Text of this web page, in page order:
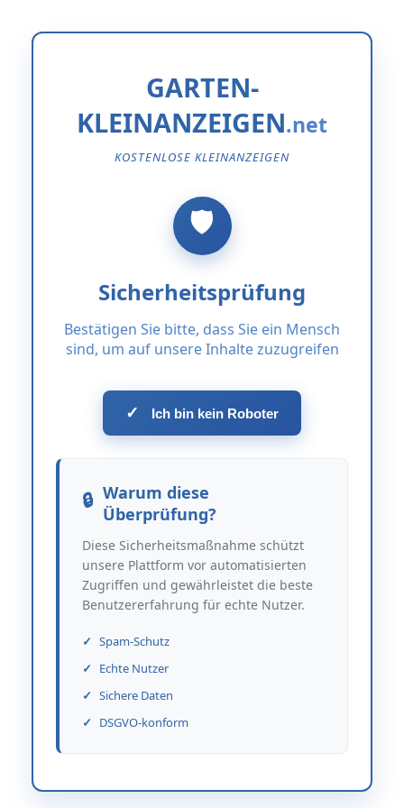
GARTEN-
KLEINANZEIGEN
KOSTENLOSE KLEINANZEIGEN
Sicherheitsprüfung
Bestätigen Sie bitte, dass Sie ein Mensch
sind, um auf unsere Inhalte zuzugreifen
✓ Ich bin kein Roboter
Warum diese
Überprüfung?
Diese Sicherheitsmaßnahme schützt
unsere Plattform vor automatisierten
Zugriffen und gewährleistet die beste
Benutzererfahrung für echte Nutzer.
Spam-Schutz
Echte Nutzer
Sichere Daten
DSGVO-konform